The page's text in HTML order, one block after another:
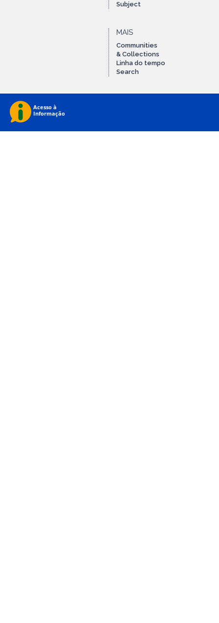
Subject
MAIS
Communities
& Collections
Linha do tempo
Search